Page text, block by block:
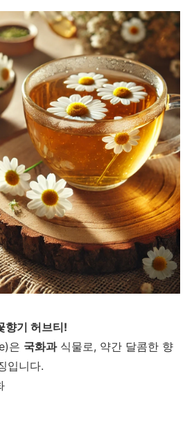
향기 허브티!
은 국화과식물로, 약간 달콤한 향
입니다.